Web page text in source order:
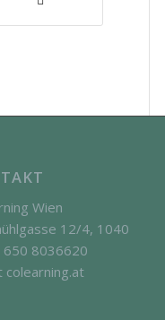
Wien
12/4, 1040
650 8036620
colearning.at